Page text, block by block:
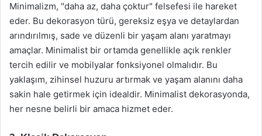
Minimalizm, "daha az, daha çoktur" felsefesi ile hareket
eder. Bu dekorasyon türü, gereksiz eşya ve detaylardan
arındırılmış, sade ve düzenli bir yaşam alanı yaratmayı
amaçlar. Minimalist bir ortamda genellikle açık renkler
tercih edilir ve mobilyalar fonksiyonel olmalıdır. Bu
yaklaşım, zihinsel huzuru artırmak ve yaşam alanını daha
sakin hale getirmek için idealdir. Minimalist dekorasyonda,
her nesne belirli bir amaca hizmet eder.